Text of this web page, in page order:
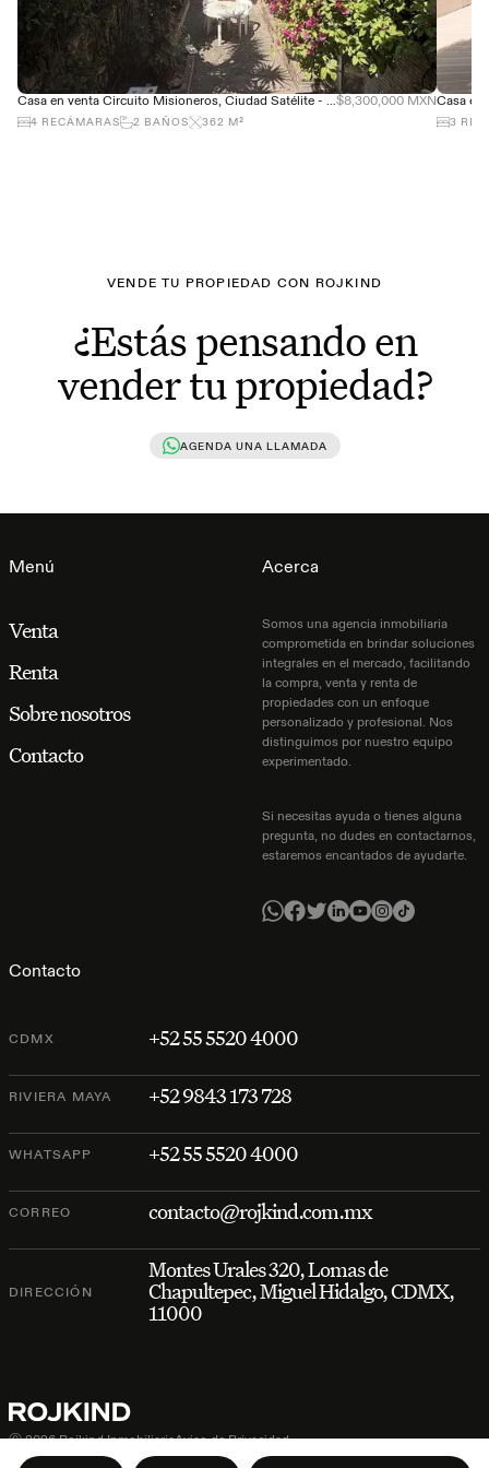
Casa en venta Circuito Misioneros, Ciudad Satélite - Gran ubicación$8,300,000 MXN
4 RECÁMARAS 2 BAÑOS 362 M² 3
VENDE TU PROPIEDAD CON ROJKIND
¿Estás pensando en
vender tu propiedad?
AGENDA UNA LLAMADA
Menú
Venta
Renta
Sobre nosotros
Contacto
Contacto
CDMX +52 55 5520 4000
RIVIERA MAYA +52 9843 173 728
WHATSAPP +52 55 5520 4000
CORREO contacto@rojkind.com.mx
DIRECCIÓN
Montes Urales 320, Lomas de
Chapultepec, Miguel Hidalgo, CDMX,
11000
Acerca
Somos una agencia inmobiliaria
comprometida en brindar soluciones
integrales en el mercado, facilitando
la compra, venta y renta de
propiedades con un enfoque
personalizado y profesional. Nos
distinguimos por nuestro equipo
experimentado.
Si necesitas ayuda o tienes alguna
pregunta, no dudes en contactarnos,
estaremos encantados de ayudarte.
Ⓒ 2026 Rojkind InmobiliariaAviso de Privacidad